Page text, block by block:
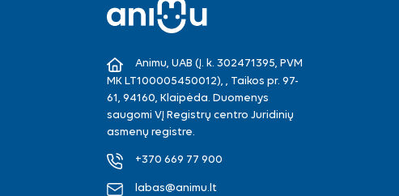
Animu, UAB (Į. k. 302471395, PVM
MK LT100005450012), , Taikos pr. 97-
61, 94160, Klaipėda. Duomenys
saugomi VĮ Registrų centro Juridinių
asmenų registre.
+370 669 77 900
labas@animu.lt